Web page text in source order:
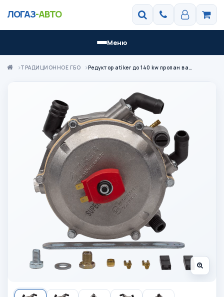
ЛОГАЗ-АВТО
Меню
ТРАДИЦИОННОЕ ГБО Редуктор atiker до 140 kw пропан вакуумный s